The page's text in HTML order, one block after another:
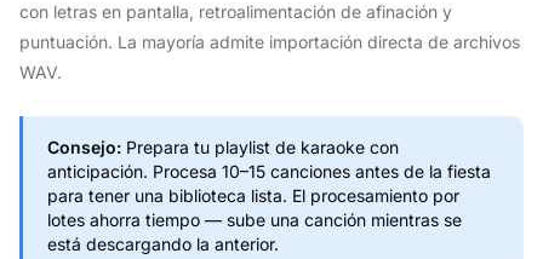
con letras en pantalla, retroalimentación de afinación y
puntuación. La mayoría admite importación directa de archivos
WAV.
Consejo: Prepara tu playlist de karaoke con
anticipación. Procesa 10–15 canciones antes de la fiesta
para tener una biblioteca lista. El procesamiento por
lotes ahorra tiempo — sube una canción mientras se
está descargando la anterior.